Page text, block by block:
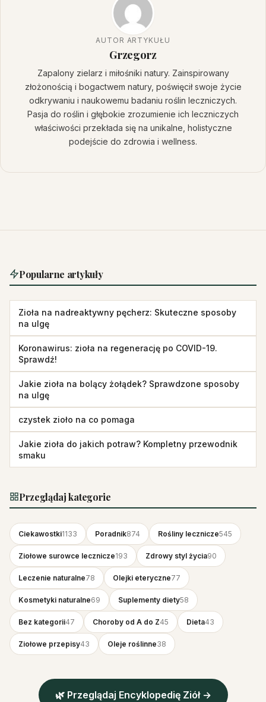
AUTOR ARTYKUŁU
Grzegorz
Zapalony zielarz i miłośniki natury. Zainspirowany
złożonością i bogactwem natury, poświęcił swoje życie
odkrywaniu i naukowemu badaniu roślin leczniczych.
Pasja do roślin i głębokie zrozumienie ich leczniczych
właściwości przekłada się na unikalne, holistyczne
podejście do zdrowia i wellness.
Popularne artykuły
Zioła na nadreaktywny pęcherz: Skuteczne sposoby
na ulgę
Koronawirus: zioła na regenerację po COVID-19.
Sprawdź!
Jakie zioła na bolący żołądek? Sprawdzone sposoby
na ulgę
czystek zioło na co pomaga
Jakie zioła do jakich potraw? Kompletny przewodnik
smaku
Przeglądaj kategorie
Ciekawostki1133 Poradnik874 Rośliny lecznicze545
Ziołowe surowce lecznicze193 Zdrowy styl życia90
Leczenie naturalne78 Olejki eteryczne77
Kosmetyki naturalne69 Suplementy diety58
Bez kategorii47 Choroby od A do Z45 Dieta43
Ziołowe przepisy43 Oleje roślinne38
🌿 Przeglądaj Encyklopedię Ziół →